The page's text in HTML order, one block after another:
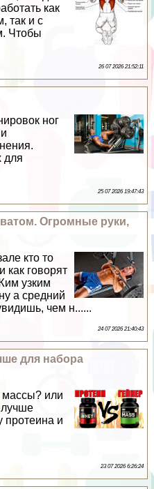
как
так и с
Чтобы
26 07 2026 21:52:11
ног
для
25 07 2026 19:47:43
Огромные руки,
кто то
как говорят
узким
а средний
чем н......
24 07 2026 21:40:43
для набора
или
лучше
протеина и
23 07 2026 6:26:24